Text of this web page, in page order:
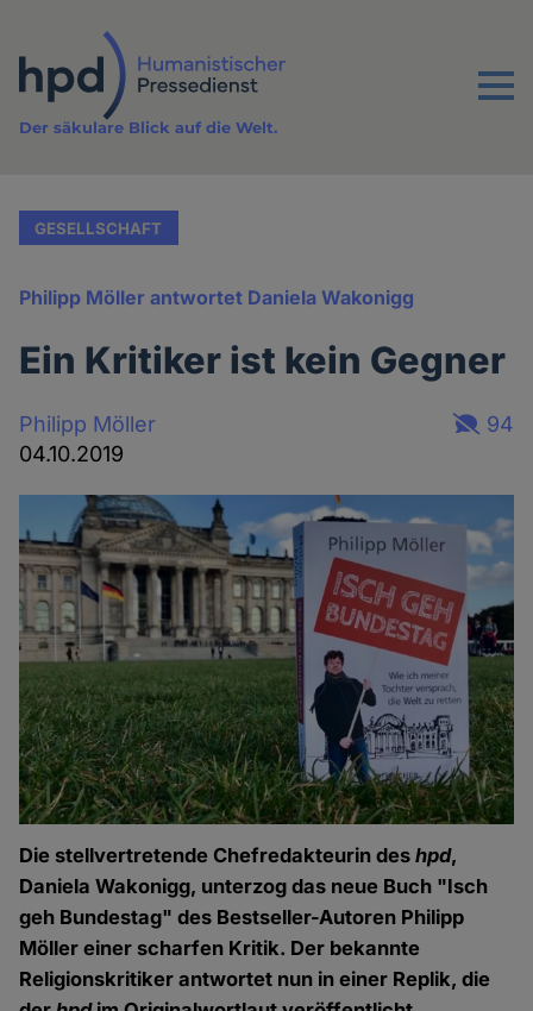
Inhalt
Menu
Der säkulare Blick auf die Welt.
GESELLSCHAFT
Philipp Möller antwortet Daniela Wakonigg
Ein Kritiker ist kein Gegner
Philipp Möller
04.10.2019
94
Die stellvertretende Chefredakteurin deshpd,
Daniela Wakonigg, unterzog das neue Buch "Isch
geh Bundestag" des Bestseller-Autoren Philipp
Möller einer scharfen Kritik. Der bekannte
Religionskritiker antwortet nun in einer Replik, die